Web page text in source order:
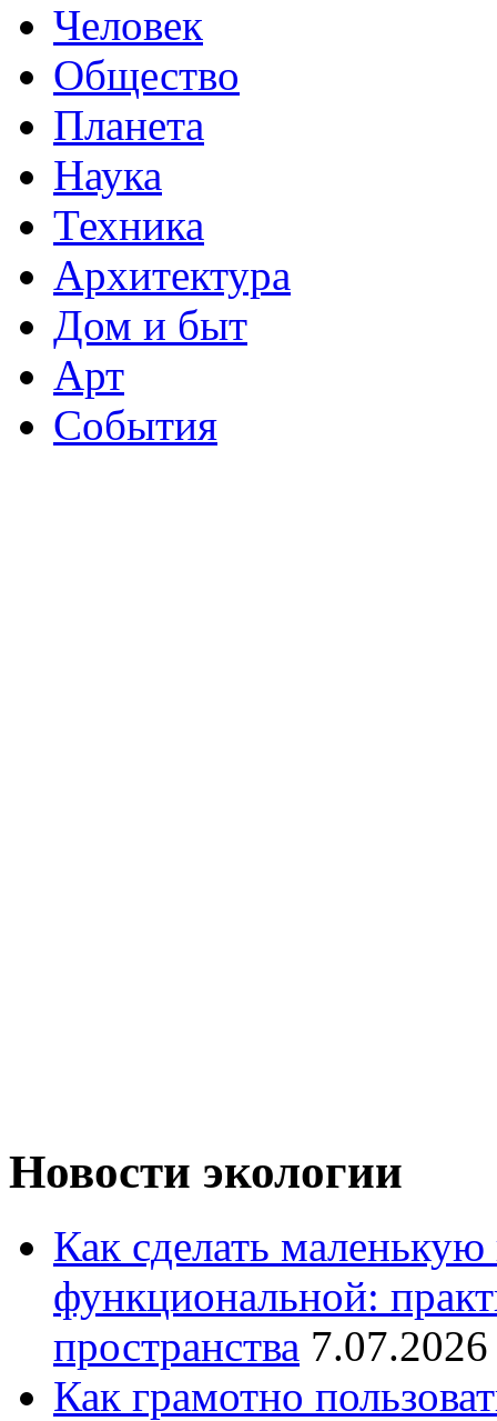
Человек
Общество
Планета
Наука
Техника
Архитектура
Дом и быт
Арт
События
Новости экологии
Как сделать
функциональной:
пространства
Как грамотно